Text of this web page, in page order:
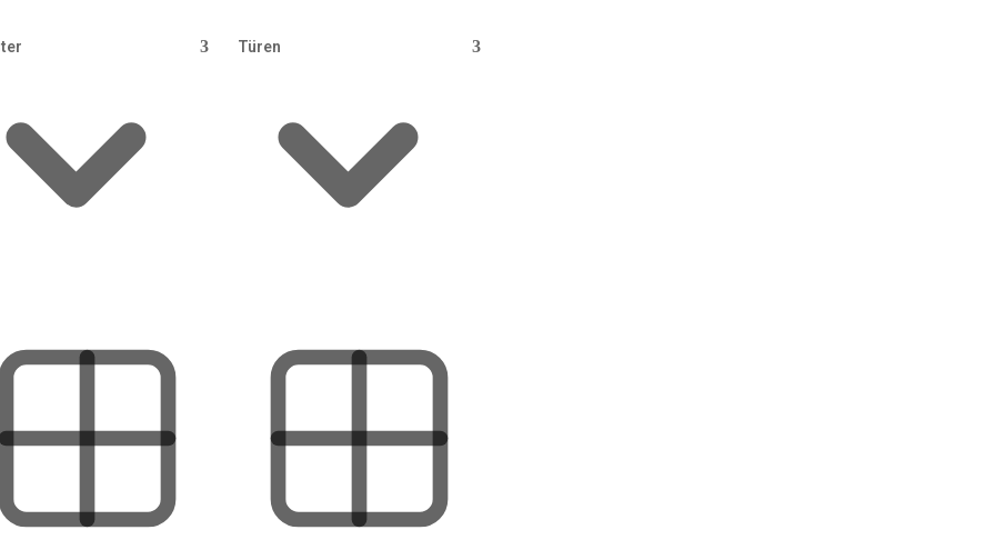
Türen
vom Profi
Wallbox, Smart Home: Wir vermitteln Sie kostenlos an geprüfte
in Ihrer Region — unverbindlich und in 24 Stunden.